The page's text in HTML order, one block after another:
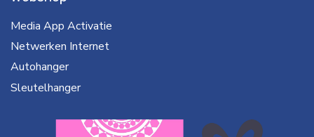
Media App Activatie
Netwerken Internet
Autohanger
Sleutelhanger